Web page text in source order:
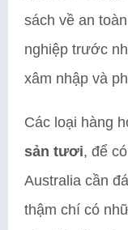
sách về an
nghiệp trước
xâm nhập và
Các loại hàng
sản tươi, để
Australia cần
thậm chí có